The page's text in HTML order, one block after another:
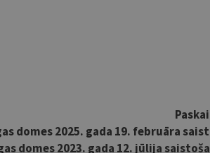
domes 2025. gada 19. februāra
domes 2023. gada 12. jūlija